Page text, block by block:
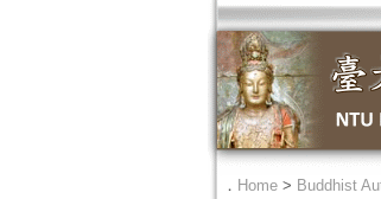
． Home> Buddhist